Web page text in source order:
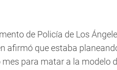
de Policía de Los
afirmó que estaba
para matar a la modelo